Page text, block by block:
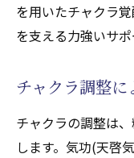
を用いたチャクラ
を支える力強いサポ
チャクラ調整
チャクラの調整は
します。気功(天啓